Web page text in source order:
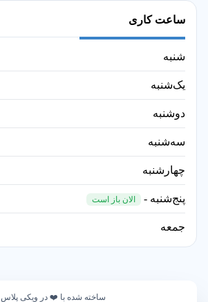
ساعت کاری
شنبه
یک‌شنبه
دوشنبه
سه‌شنبه
چهارشنبه
پنج‌شنبه - الان باز است
جمعه
ساخته شده با ❤️ در ویکی پلاس